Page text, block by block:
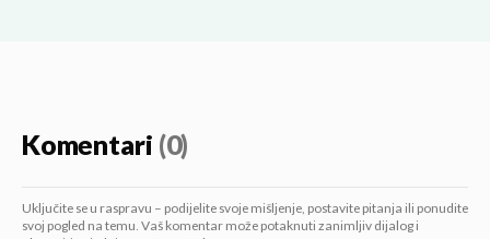
Komentari (0)
Uključite se u raspravu – podijelite svoje mišljenje, postavite pitanja ili ponudite
svoj pogled na temu. Vaš komentar može potaknuti zanimljiv dijalog i